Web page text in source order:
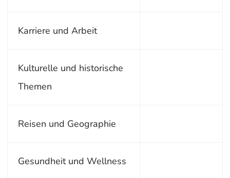
Karriere und Arbeit
Kulturelle und historische
Themen
Reisen und Geographie
Gesundheit und Wellness